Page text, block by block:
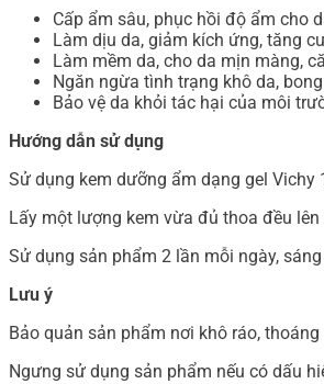
Cấp ẩm sâu, phục hồi độ ẩm cho
Làm dịu da, giảm kích ứng, tăng
Làm mềm da, cho da mịn màng,
Ngăn ngừa tình trạng khô da,
Bảo vệ da khỏi tác hại của môi
Hướng dẫn sử dụng
Sử dụng kem dưỡng ẩm dạng gel
Lấy một lượng kem vừa đủ thoa đều
Sử dụng sản phẩm 2 lần mỗi ngày,
Lưu ý
Bảo quản sản phẩm nơi khô ráo,
Ngưng sử dụng sản phẩm nếu có dấu